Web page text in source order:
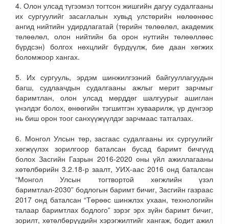
4. Олон улсад түгээмэл тогтсон жишгийн дагуу судалгааны
их сургуулийг засаглалын хувьд улстөрийн нөлөөнөөс
ангид нийтийн удирдлагатай (төрийн төлөөлөл, академик
төлөөлөл, олон нийтийн ба орон нутгийн төлөөллөөс
бүрдсэн) болгох нөхцлийг бүрдүүлж, бие даан хөгжих
боломжоор хангах.
5. Их сургууль, эрдэм шинжилгээний байгууллагуудын
багш, судлаачдын судалгааны ажлыг мерит зарчмыг
баримтлан, олон улсад мөрддөг шалгуурыг ашиглан
үнэлдэг болох, өнөөгийн тэгшитгэн хуваарилж, үр дүнгээр
нь биш орон тоог санхүүжүүлдэг зарчмаас татгалзах.
6. Монгол Улсын төр, засгаас судалгааны их сургуулийг
хөгжүүлэх зорилгоор баталсан бусад баримт бичгүүд
болох Засгийн Газрын 2016-2020 оны үйл ажиллагааны
хөтөлбөрийн 3.2.18-р заалт, УИХ-аас 2016 онд баталсан
“Монгол Улсын тогтвортой хөгжлийн үзэл
баримтлал-2030” бодлогын баримт бичиг, Засгийн газраас
2017 онд баталсан “Төрөөс шинжлэх ухаан, технологийн
талаар баримтлах бодлого” зэрэг эрх зүйн баримт бичиг,
зорилт, хөтөлбөрүүдийн хэрэгжилтийг хангаж, бодит ажил